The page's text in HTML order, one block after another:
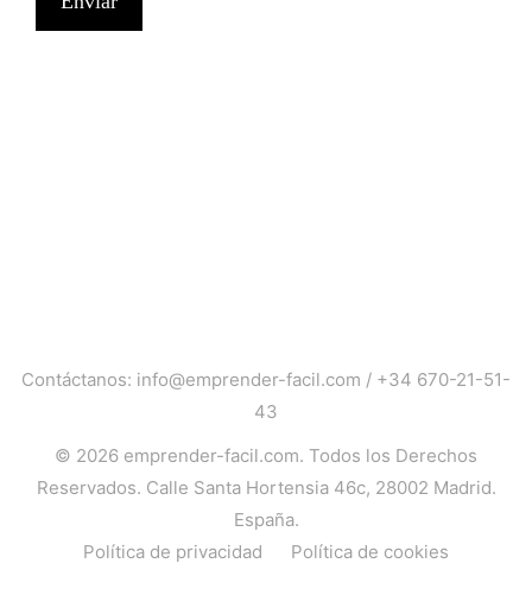
Contáctanos: info@emprender-facil.com / +34 670-21-51-
43
© 2026 emprender-facil.com. Todos los Derechos
Reservados. Calle Santa Hortensia 46c, 28002 Madrid.
España.
Política de privacidad
Política de cookies